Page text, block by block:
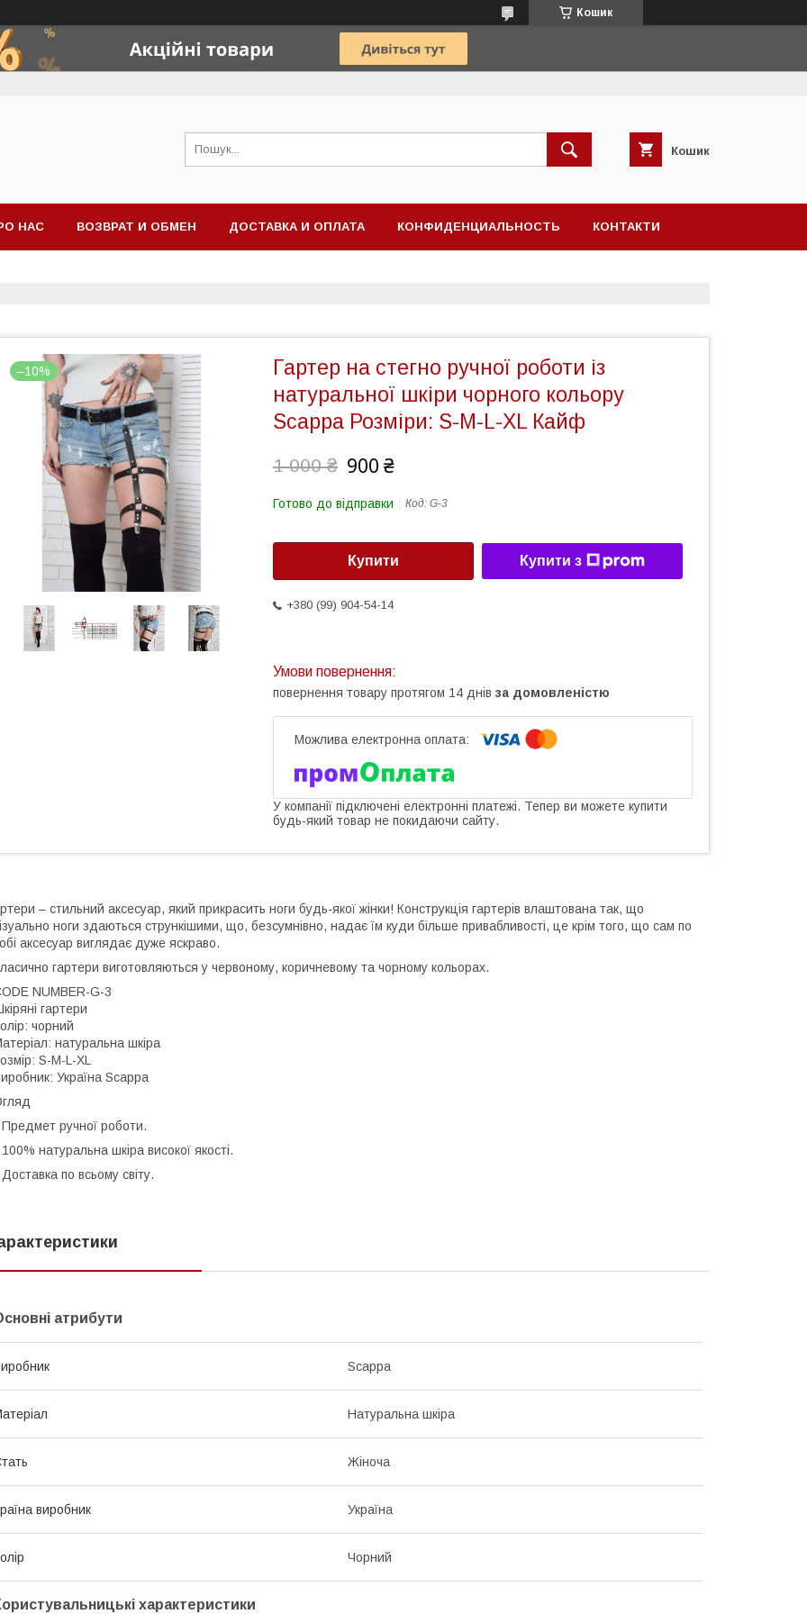
Кошик
Кошик
НАС ВОЗВРАТ И ОБМЕН ДОСТАВКА И ОПЛАТА КОНФИДЕНЦИАЛЬНОСТЬ КОНТАКТИ
–10%
Гартер на стегно ручної роботи із
натуральної шкіри чорного кольору
Scappa Розміри: S-M-L-XL Кайф
1 000 ₴ 900 ₴
Готово до відправки Код: G-3
Купити Купити з
+380 (99) 904-54-14
повернення товару протягом 14 днів за домовленістю
У компанії підключені електронні платежі. Тепер ви можете купити
будь-який товар не покидаючи сайту.
– стильний аксесуар, який прикрасить ноги будь-якої жінки! Конструкція гартерів влаштована так, що
ноги здаються стрункішими, що, безсумнівно, надає їм куди більше привабливості, це крім того, що сам по
аксесуар виглядає дуже яскраво.
гартери виготовляються у червоному, коричневому та чорному кольорах.
NUMBER-G-3
гартери
чорний
натуральна шкіра
S-M-L-XL
Україна Scappa
Предмет ручної роботи.
100% натуральна шкіра високої якості.
Доставка по всьому світу.
атрибути
Scappa
Натуральна шкіра
Жіноча
виробник Україна
Чорний
характеристики